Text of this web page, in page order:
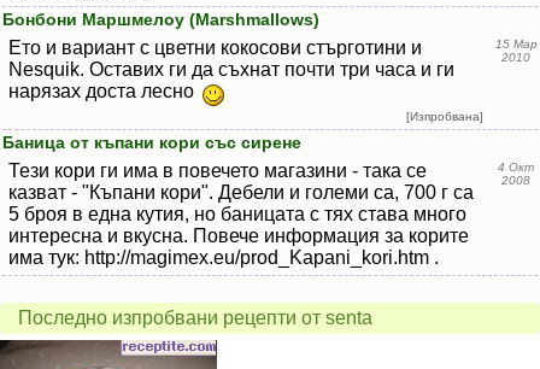
Бонбони Маршмелоу (Marshmallows)
Ето и вариант с цветни кокосови стърготини и
Nesquik. Оставих ги да съхнат почти три часа и ги
нарязах доста лесно
[Изпробвана]
15 Мар
2010
Баница от къпани кори със сирене
Тези кори ги има в повечето магазини - така се
казват - "Къпани кори". Дебели и големи са, 700 г са
5 броя в една кутия, но баницата с тях става много
интересна и вкусна. Повече информация за корите
има тук: http://magimex.eu/prod_Kapani_kori.htm .
4 Окт
2008
Последно изпробвани рецепти от senta